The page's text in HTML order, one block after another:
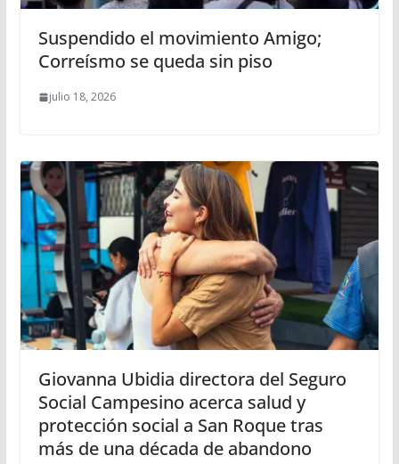
Suspendido el movimiento Amigo;
Correísmo se queda sin piso
julio 18, 2026
Giovanna Ubidia directora del Seguro
Social Campesino acerca salud y
protección social a San Roque tras
más de una década de abandono